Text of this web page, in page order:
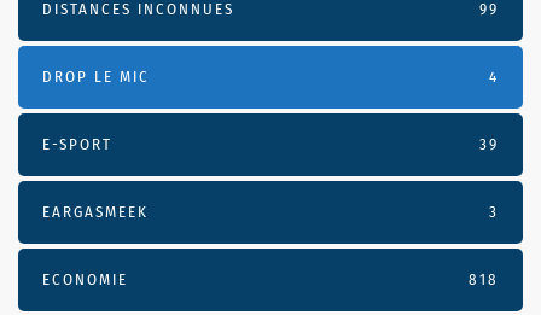
DISTANCES INCONNUES 99
DROP LE MIC 4
E-SPORT 39
EARGASMEEK 3
ECONOMIE 818